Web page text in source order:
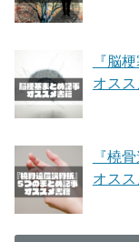
『脳
オス
『橈
オス